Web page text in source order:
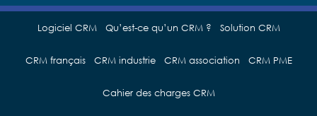
Logiciel CRM Qu’est-ce qu’un CRM ? Solution CRM
CRM français CRM industrie CRM association CRM PME
Cahier des charges CRM